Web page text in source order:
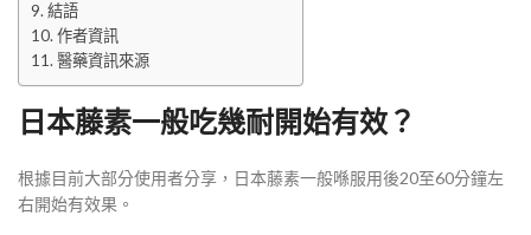
結語
作者資訊
醫藥資訊來源
日本藤素一般吃幾耐開始有效？
根據目前大部分使用者分享，日本藤素一般喺服用後20至60分鐘左
右開始有效果。